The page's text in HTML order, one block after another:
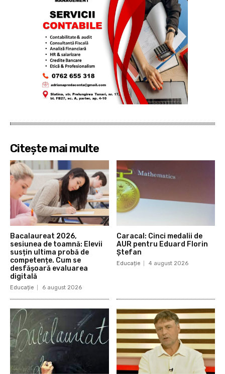
Citește mai multe
Bacalaureat 2026,
sesiunea de toamnă: Elevii
susțin ultima probă de
competențe. Cum se
desfășoară evaluarea
digitală
Educație 6 august 2026
Caracal: Cinci medalii de
AUR pentru Eduard Florin
Ștefan
Educație 4 august 2026